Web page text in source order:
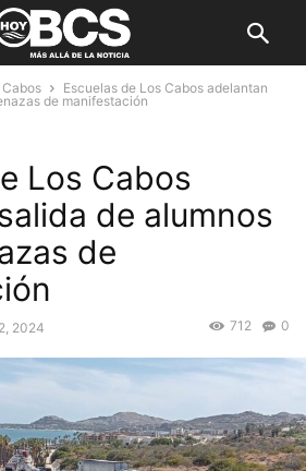
Cabos
Escuelas de Los Cabos adelantan
de manifestación
Los Cabos
de alumnos
de
2024 0
712